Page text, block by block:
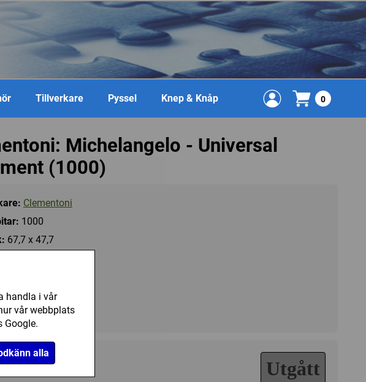
handla i vår
vår webbplats
Google.
alla
Tillverkare Pyssel Knep & Knåp 0
Michelangelo - Universal
(1000)
Clementoni
1000
67,7 x 47,7
1000 - 1499
Michelangelo
kr Utgått